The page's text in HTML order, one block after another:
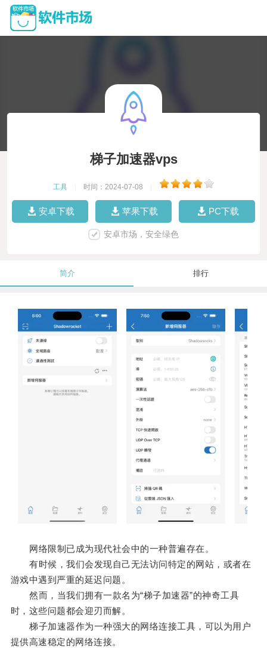
梯子加速器vps
工具 时间：2024-07-08
安卓下载 苹果下载 PC下载
安卓市场，安全绿色
简介 排行
网络限制已成为现代社会中的一种普遍存在。
有时候，我们会发现自己无法访问特定的网站，或者在
游戏中遇到严重的延迟问题。
然而，当我们拥有一款名为“梯子加速器”的神奇工具
时，这些问题都会迎刃而解。
梯子加速器作为一种强大的网络连接工具，可以为用户
提供高速稳定的网络连接。